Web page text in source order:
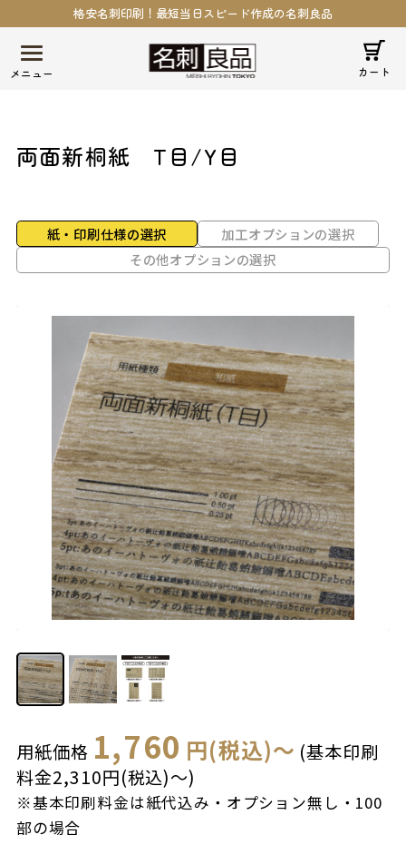
格安名刺印刷！最短当日スピード作成の名刺良品
カート
両面新桐紙 T目/Y目
紙・印刷仕様の選択
加工オプションの選択
その他オプションの選択
用紙価格 1,760 円(税込)～ (基本印刷
料金2,310円(税込)～)
※基本印刷料金は紙代込み・オプション無し・100
部の場合